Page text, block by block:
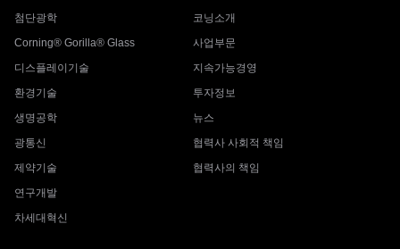
첨단광학
Corning® Gorilla® Glass
디스플레이기술
환경기술
생명공학
광통신
제약기술
연구개발
차세대혁신
코닝소개
사업부문
지속가능경영
투자정보
뉴스
협력사 사회적 책임
협력사의 책임